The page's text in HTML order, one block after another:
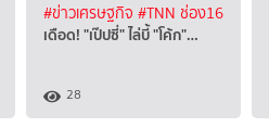
#ข่าวเศรษฐกิจ #TNN ช่อง16
เดือด! "เป๊ปซี่" ไล่บี้ "โค้ก"…
28